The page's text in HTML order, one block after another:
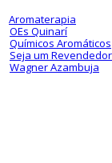
Aromaterapia
OEs Quinarí
Químicos Aromáticos
Seja um Revendedor
Wagner Azambuja